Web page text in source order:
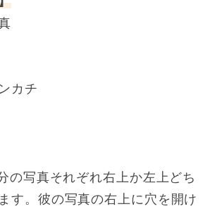
カチ
の写真それぞれ右上か左上どち
す。彼の写真の右上に穴を開け